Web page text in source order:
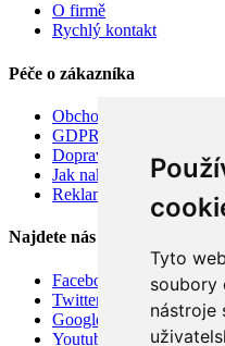
Tyto
soubory
nástroje
O firmě
Rychlý kontakt
Péče o zákazníka
Obchodní podmínky
GDPR
Doprava
Jak nakupovat
Reklamace
Najdete nás
Facebook
Twitter
Google
Youtube